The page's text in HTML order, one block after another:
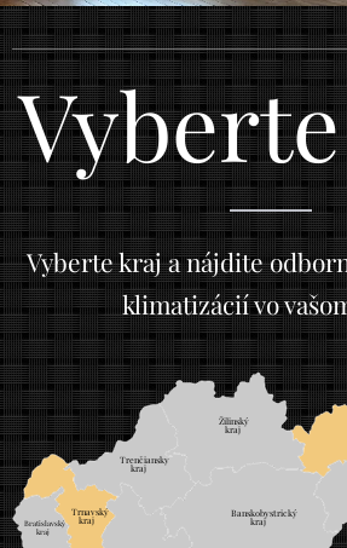
Vyberte kraj a nájdite
klimatizácií vo
Bratislavský
kraj
Trnavský
kraj
Trenčiansky
kraj
Banskobystrický
kraj
Žilinský
kraj